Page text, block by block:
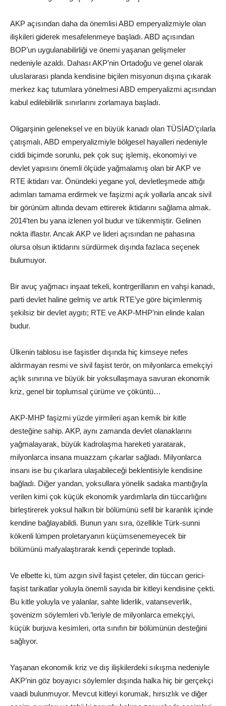
AKP açısından daha da önemlisi ABD emperyalizmiyle olan
ilişkileri giderek mesafelenmeye başladı. ABD açısından
BOP’un uygulanabilirliği ve önemi yaşanan gelişmeler
nedeniyle azaldı. Dahası AKP’nin Ortadoğu ve genel olarak
uluslararası planda kendisine biçilen misyonun dışına çıkarak
merkez kaç tutumlara yönelmesi ABD emperyalizmi açısından
kabul edilebilirlik sınırlarını zorlamaya başladı.
Oligarşinin geleneksel ve en büyük kanadı olan TÜSİAD’çılarla
çatışmalı, ABD emperyalizmiyle bölgesel hayalleri nedeniyle
ciddi biçimde sorunlu, pek çok suç işlemiş, ekonomiyi ve
devlet yapısını önemli ölçüde yağmalamış olan bir AKP ve
RTE iktidarı var. Önündeki yegane yol, devletleşmede attığı
adımları tamama erdirmek ve faşizmi açık yollarla ancak sivil
bir görünüm altında devam ettirerek iktidarını sağlama almak.
2014’ten bu yana izlenen yol budur ve tükenmiştir. Gelinen
nokta iflastır. Ancak AKP ve lideri açısından ne pahasına
olursa olsun iktidarını sürdürmek dışında fazlaca seçenek
bulumuyor.
Bir avuç yağmacı inşaat tekeli, kontrgerillanın en vahşi kanadı,
parti devlet haline gelmiş ve artık RTE’ye göre biçimlenmiş
şekilsiz bir devlet aygıtı; RTE ve AKP-MHP’nin elinde kalan
budur.
Ülkenin tablosu ise faşistler dışında hiç kimseye nefes
aldırmayan resmi ve sivil faşist terör, on milyonlarca emekçiyi
açlık sınırına ve büyük bir yoksullaşmaya savuran ekonomik
kriz, genel bir toplumsal çürüme ve çöküntü…
AKP-MHP faşizmi yüzde yirmileri aşan kemik bir kitle
desteğine sahip. AKP, aynı zamanda devlet olanaklarını
yağmalayarak, büyük kadrolaşma hareketi yaratarak,
milyonlarca insana muazzam çıkarlar sağladı. Milyonlarca
insanı ise bu çıkarlara ulaşabileceği beklentisiyle kendisine
bağladı. Diğer yandan, yoksullara yönelik sadaka mantığıyla
verilen kimi çok küçük ekonomik yardımlarla din tüccarlığını
birleştirerek yoksul halkın bir bölümünü sefil bir karanlık içinde
kendine bağlayabildi. Bunun yanı sıra, özellikle Türk-sunni
kökenli lümpen proletaryanın küçümsenemeyecek bir
bölümünü mafyalaştırarak kendi çeperinde topladı.
Ve elbette ki, tüm azgın sivil faşist çeteler, din tüccarı gerici-
faşist tarikatlar yoluyla önemli sayıda bir kitleyi kendisine çekti.
Bu kitle yoluyla ve yalanlar, sahte liderlik, vatanseverlik,
şovenizm söylemleri vb.’leriyle de milyonlarca emekçiyi,
küçük burjuva kesimleri, orta sınıfın bir bölümünün desteğini
sağlıyor.
Yaşanan ekonomik kriz ve dış ilişkilerdeki sıkışma nedeniyle
AKP’nin göz boyayıcı söylemler dışında halka hiç bir gerçekçi
vaadi bulunmuyor. Mevcut kitleyi korumak, hırsızlık ve diğer